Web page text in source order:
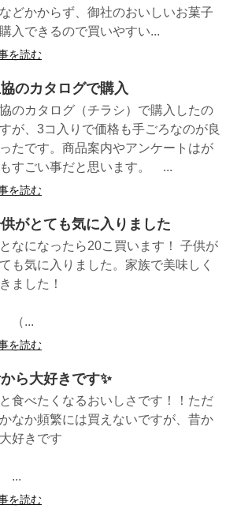
どかからず、御社のおいしいお菓子
入できるので買いやすい...
を読む
のカタログで購入
のカタログ（チラシ）で購入したの
が、3コ入りで価格も手ごろなのが良
たです。商品案内やアンケートはが
すごい事だと思います。 ...
を読む
がとても気に入りました
なになったら20こ買います！ 子供が
も気に入りました。家族で美味しく
ました！
...
を読む
ら大好きです✨
食べたくなるおいしさです！！ただ
なか頻繁には買えないですが、昔か
好きです
を読む